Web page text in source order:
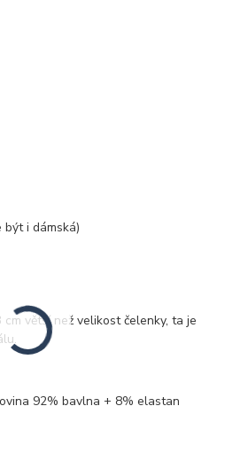
i dámská)
větší než velikost čelenky, ta je
92% bavlna + 8% elastan